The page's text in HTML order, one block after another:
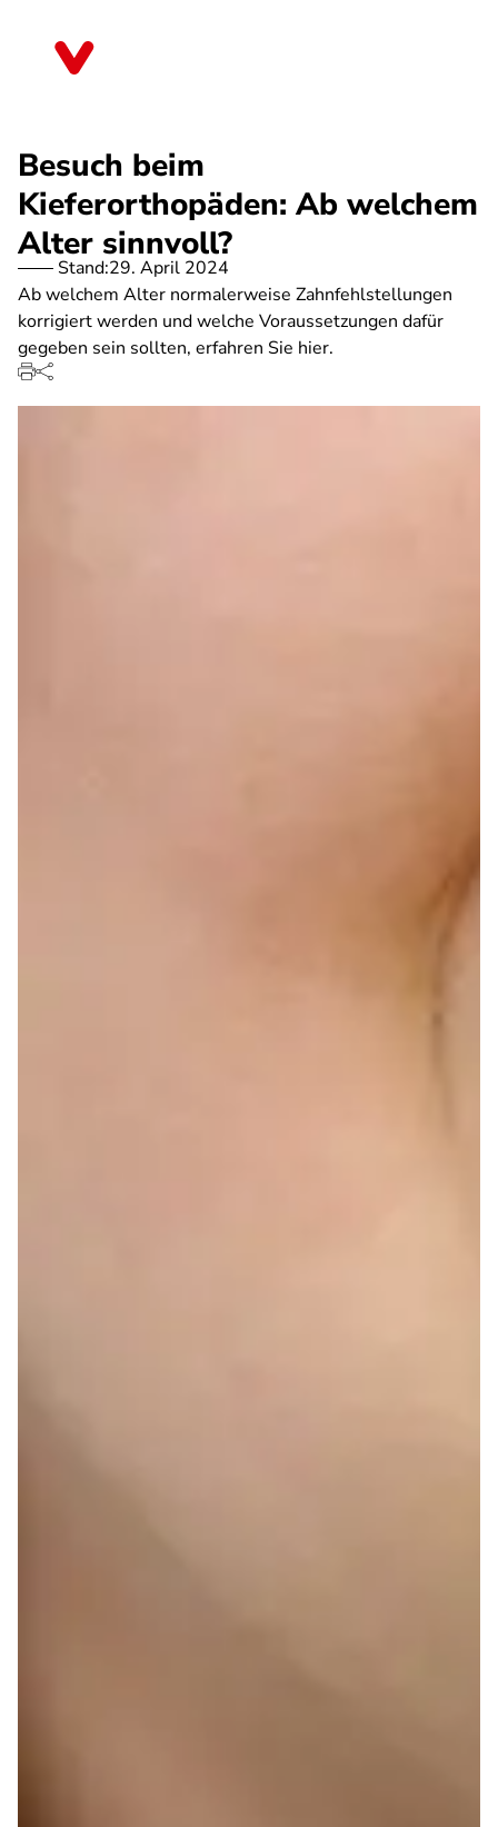
Besuch beim
Kieferorthopäden: Ab welchem
Alter sinnvoll?
Stand:29. April 2024
Ab welchem Alter normalerweise Zahnfehlstellungen
korrigiert werden und welche Voraussetzungen dafür
gegeben sein sollten, erfahren Sie hier.